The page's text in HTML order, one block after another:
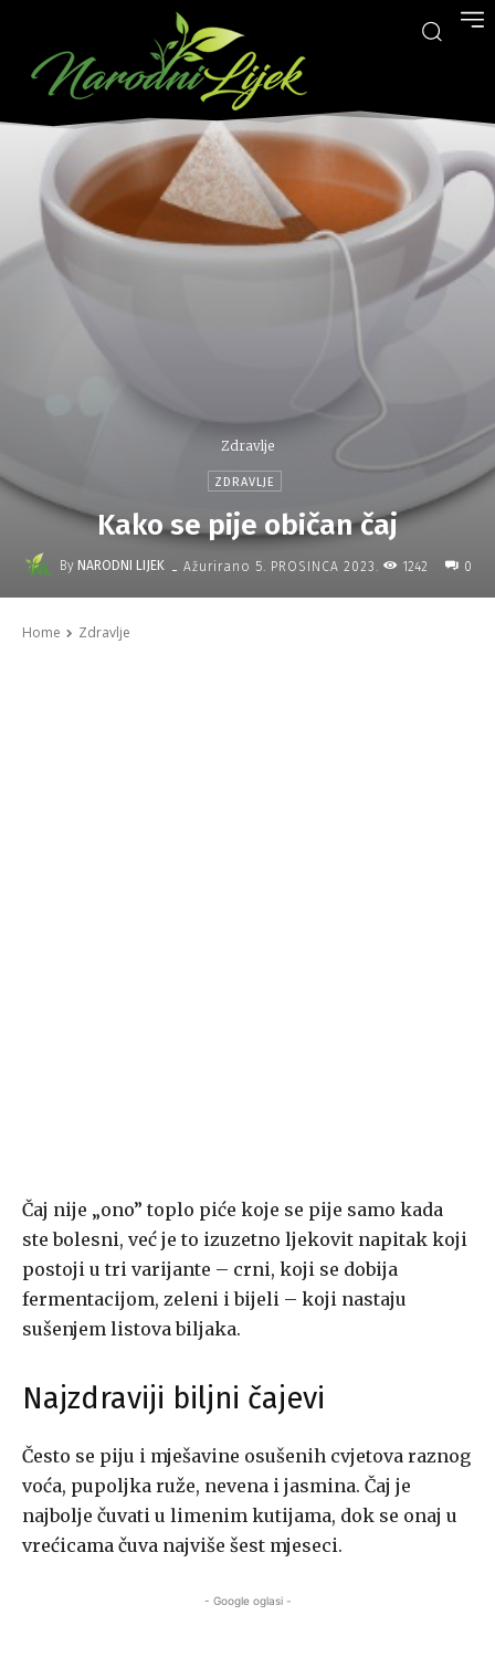
Zdravlje
ZDRAVLJE
Kako se pije običan čaj
By NARODNI LIJEK - Ažurirano 5. PROSINCA 2023. 1242 0
Home Zdravlje
Čaj nije „ono” toplo piće koje se pije samo kada
ste bolesni, već je to izuzetno ljekovit napitak koji
postoji u tri varijante – crni, koji se dobija
fermentacijom, zeleni i bijeli – koji nastaju
sušenjem listova biljaka.
Najzdraviji biljni čajevi
Često se piju i mješavine osušenih cvjetova raznog
voća, pupoljka ruže, nevena i jasmina. Čaj je
najbolje čuvati u limenim kutijama, dok se onaj u
vrećicama čuva najviše šest mjeseci.
- Google oglasi -